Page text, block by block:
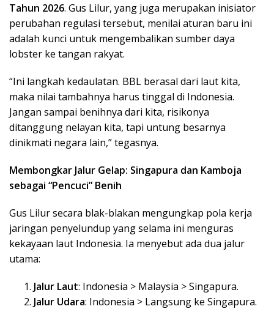
Tahun 2026. Gus Lilur, yang juga merupakan inisiator
perubahan regulasi tersebut, menilai aturan baru ini
adalah kunci untuk mengembalikan sumber daya
lobster ke tangan rakyat.
“Ini langkah kedaulatan. BBL berasal dari laut kita,
maka nilai tambahnya harus tinggal di Indonesia.
Jangan sampai benihnya dari kita, risikonya
ditanggung nelayan kita, tapi untung besarnya
dinikmati negara lain,” tegasnya.
Membongkar Jalur Gelap: Singapura dan Kamboja
sebagai “Pencuci” Benih
Gus Lilur secara blak-blakan mengungkap pola kerja
jaringan penyelundup yang selama ini menguras
kekayaan laut Indonesia. Ia menyebut ada dua jalur
utama:
Jalur Laut: Indonesia > Malaysia > Singapura.
Jalur Udara: Indonesia > Langsung ke Singapura.